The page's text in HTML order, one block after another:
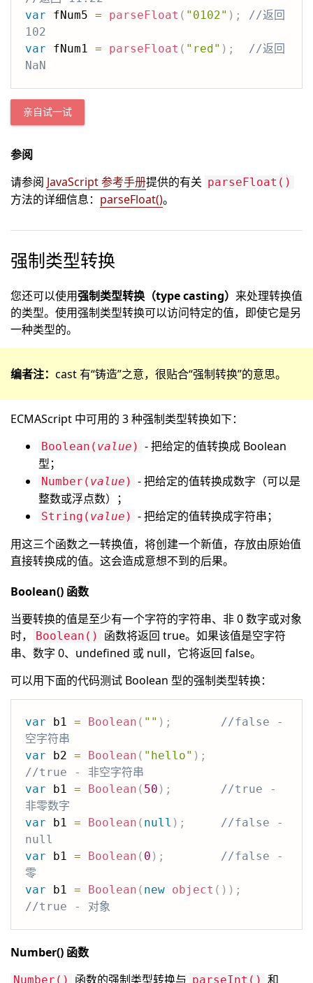
var fNum5 = parseFloat ( "0102" ) ;
//返回
102
var fNum1 = parseFloat ( "red" ) ;
//返回
NaN
亲自试一试
参阅
请参阅 JavaScript 参考手册提供的有关 parseFloat()
方法的详细信息： parseFloat()。
强制类型转换
您还可以使用强制类型转换（type casting） 来处理转换值
的类型。使用强制类型转换可以访问特定的值，即使它是另
一种类型的。
编者注： cast 有“铸造”之意，很贴合“强制转换”的意思。
ECMAScript 中可用的 3 种强制类型转换如下：
Boolean( value ) - 把给定的值转换成 Boolean
型；
Number( value ) - 把给定的值转换成数字（可以是
整数或浮点数）；
String( value ) - 把给定的值转换成字符串；
用这三个函数之一转换值，将创建一个新值，存放由原始值
直接转换成的值。这会造成意想不到的后果。
Boolean() 函数
当要转换的值是至少有一个字符的字符串、非 0 数字或对象
时，
Boolean()
函数将返回 true。如果该值是空字符
串、数字 0、undefined 或 null，它将返回 false。
可以用下面的代码测试 Boolean 型的强制类型转换：
var b1 = Boolean ( "" ) ;
//false -
空字符串
var b2 = Boolean ( "hello" ) ;
//true - 非空字符串
var b1 = Boolean ( 50 ) ;
//true -
非零数字
var b1 = Boolean ( null ) ;
//false -
null
var b1 = Boolean ( 0 ) ;
//false -
零
var b1 = Boolean ( new object ( ) ) ;
//true - 对象
Number() 函数
Number() 函数的强制类型转换与 parseInt() 和